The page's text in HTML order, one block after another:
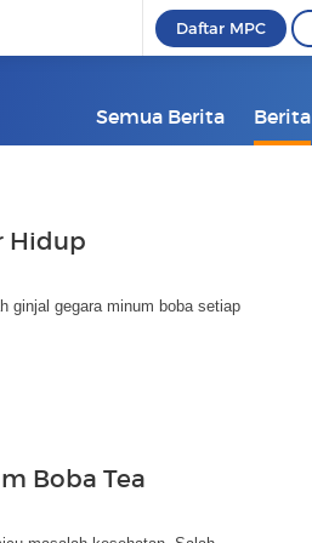
Daftar MPC
Semua Berita Berita
Hidup
ginjal gegara minum boba setiap
Boba Tea